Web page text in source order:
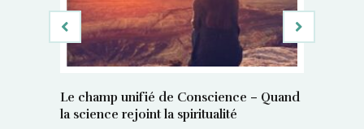
Le champ unifié de Conscience – Quand
la science rejoint la spiritualité